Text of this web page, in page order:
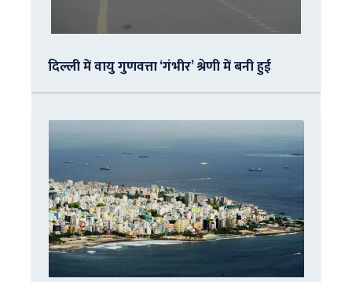
दिल्ली में वायु गुणवत्ता ‘गंभीर’ श्रेणी में बनी हुई